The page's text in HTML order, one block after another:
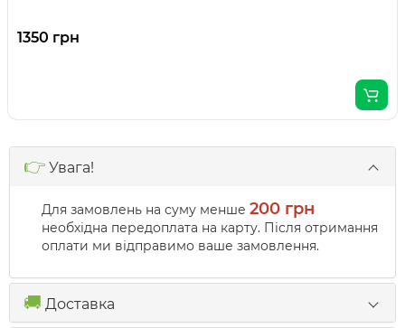
1350 грн
👉 Увага!
Для замовлень на суму менше 200 грн
необхідна передоплата на карту. Після отримання
оплати ми відправимо ваше замовлення.
🚚 Доставка